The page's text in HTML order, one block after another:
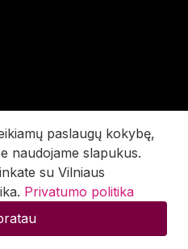
paslaugų kokybę,
naudojame slapukus.
su Vilniaus
Privatumo politika